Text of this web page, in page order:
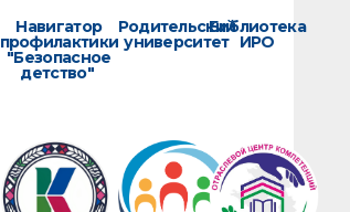
Навигатор
профилактики
"Безопасное
детство"
Родительский
университет
Библиотека
ИРО